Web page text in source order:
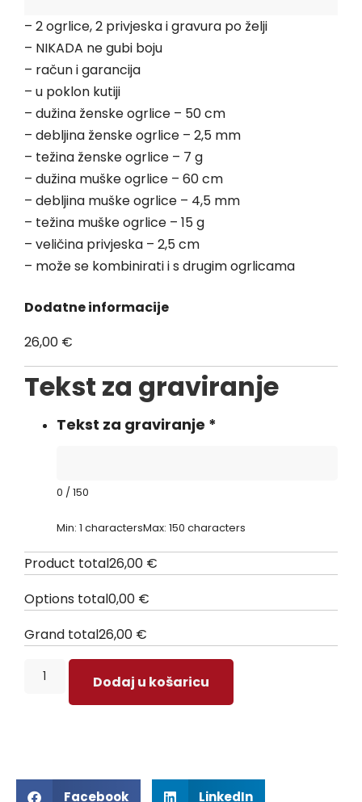
– 2 ogrlice, 2 privjeska i gravura po želji
– NIKADA ne gubi boju
– račun i garancija
– u poklon kutiji
– dužina ženske ogrlice – 50 cm
– debljina ženske ogrlice – 2,5 mm
– težina ženske ogrlice – 7 g
– dužina muške ogrlice – 60 cm
– debljina muške ogrlice – 4,5 mm
– težina muške ogrlice – 15 g
– veličina privjeska – 2,5 cm
– može se kombinirati i s drugim ogrlicama
Dodatne informacije
26,00 €
Tekst za graviranje
Tekst za graviranje *
0 / 150
Min: 1 charactersMax: 150 characters
Product total26,00 €
Options total0,00 €
Grand total26,00 €
Dodaj u košaricu
Facebook LinkedIn